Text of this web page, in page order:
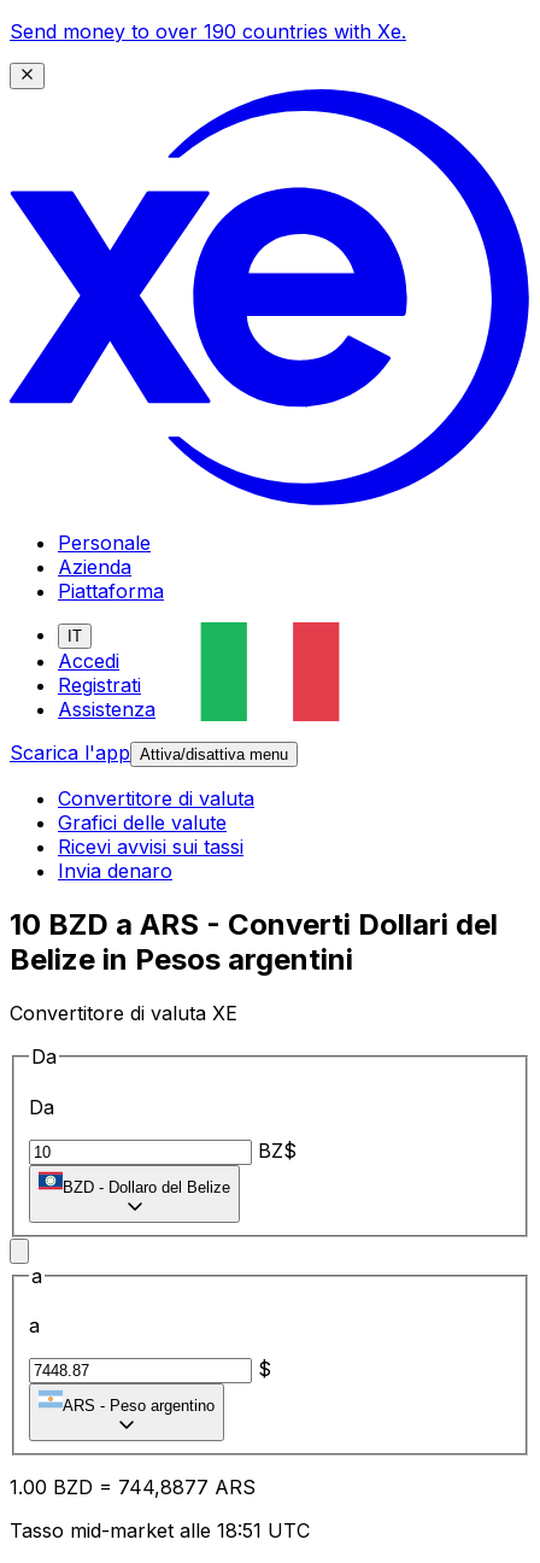
Send money to over 190 countries with Xe.
Personale
Azienda
Piattaforma
IT
Accedi
Registrati
Assistenza
Scarica l'app Attiva/disattiva menu
Convertitore di valuta
Grafici delle valute
Ricevi avvisi sui tassi
Invia denaro
10 BZD a ARS - Converti Dollari del
Belize in Pesos argentini
Convertitore di valuta XE
Da
Da
BZ$
BZD - Dollaro del Belize
a
a
$
ARS - Peso argentino
1.00 BZD = 744,8877 ARS
Tasso mid-market alle 18:51 UTC